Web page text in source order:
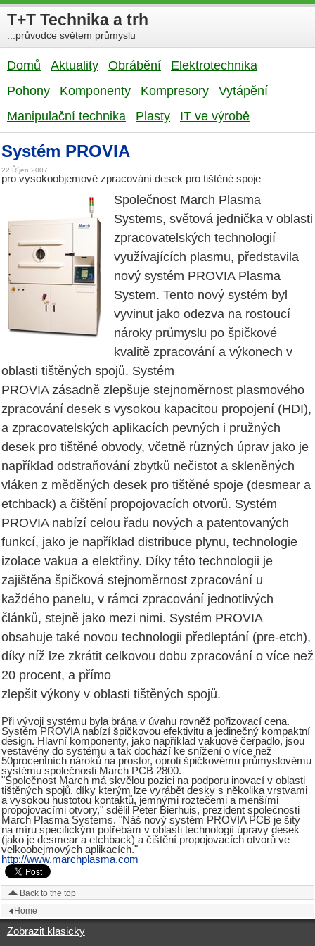
T+T Technika a trh
...průvodce světem průmyslu
Domů Aktuality Obrábění
Elektrotechnika
Pohony
Komponenty Kompresory
Vytápění
Manipulační technika
Plasty IT ve výrobě
Systém PROVIA
22 Říjen 2007
pro vysokoobjemové zpracování desek pro tištěné spoje
Společnost March Plasma
Systems, světová jednička v oblasti
zpracovatelských technologií
využívajících plasmu, představila
nový systém PROVIA Plasma
System. Tento nový systém byl
vyvinut jako odezva na rostoucí
nároky průmyslu po špičkové
kvalitě zpracování a výkonech v
oblasti tištěných spojů. Systém
PROVIA zásadně zlepšuje stejnoměrnost plasmového
zpracování desek s vysokou kapacitou propojení (HDI),
a zpracovatelských aplikacích pevných i pružných
desek pro tištěné obvody, včetně různých úprav jako je
například odstraňování zbytků nečistot a skleněných
vláken z měděných desek pro tištěné spoje (desmear a
etchback) a čištění propojovacích otvorů. Systém
PROVIA nabízí celou řadu nových a patentovaných
funkcí, jako je například distribuce plynu, technologie
izolace vakua a elektřiny. Díky této technologii je
zajištěna špičková stejnoměrnost zpracování u
každého panelu, v rámci zpracování jednotlivých
článků, stejně jako mezi nimi. Systém PROVIA
obsahuje také novou technologii předleptání (pre-etch),
díky níž lze zkrátit celkovou dobu zpracování o více než
20 procent, a přímo
zlepšit výkony v oblasti tištěných spojů.
Při vývoji systému byla brána v úvahu rovněž pořizovací cena.
Systém PROVIA nabízí špičkovou efektivitu a jedinečný kompaktní
design. Hlavní komponenty, jako například vakuové čerpadlo, jsou
vestavěny do systému a tak dochází ke snížení o více než
50procentních nároků na prostor, oproti špičkovému průmyslovému
systému společnosti March PCB 2800.
"Společnost March má skvělou pozici na podporu inovací v oblasti
tištěných spojů, díky kterým lze vyrábět desky s několika vrstvami
a vysokou hustotou kontaktů, jemnými roztečemi a menšími
propojovacími otvory," sdělil Peter Bierhuis, prezident společnosti
March Plasma Systems. "Náš nový systém PROVIA PCB je šitý
na míru specifickým potřebám v oblasti technologií úpravy desek
(jako je desmear a etchback) a čištění propojovacích otvorů ve
velkoobejmových aplikacích."
http://www.marchplasma.com
Back to the top
Home
Zobrazit klasicky